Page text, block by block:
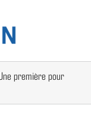
première pour